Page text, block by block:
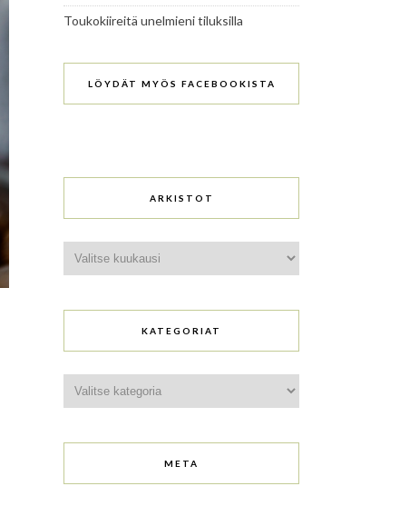
Toukokiireitä unelmieni tiluksilla
LÖYDÄT MYÖS FACEBOOKISTA
ARKISTOT
KATEGORIAT
META